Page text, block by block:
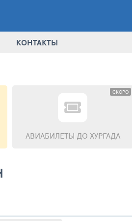
КОНТАКТЫ
СКОРО
АВИАБИЛЕТЫ ДО ХУРГАДА